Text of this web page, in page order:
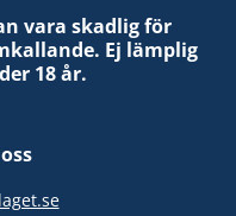
vara skadlig för
Ej lämplig
18 år.